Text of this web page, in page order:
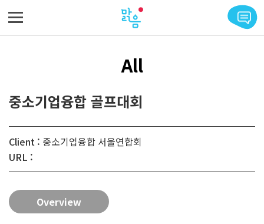
All
중소기업융합 골프대회
Client : 중소기업융합 서울연합회
URL :
Overview